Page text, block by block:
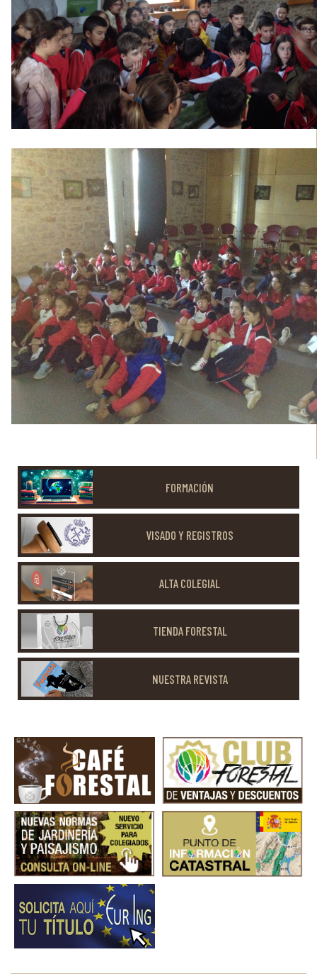
FORMACIÓN
VISADO Y REGISTROS
ALTA COLEGIAL
TIENDA FORESTAL
NUESTRA REVISTA